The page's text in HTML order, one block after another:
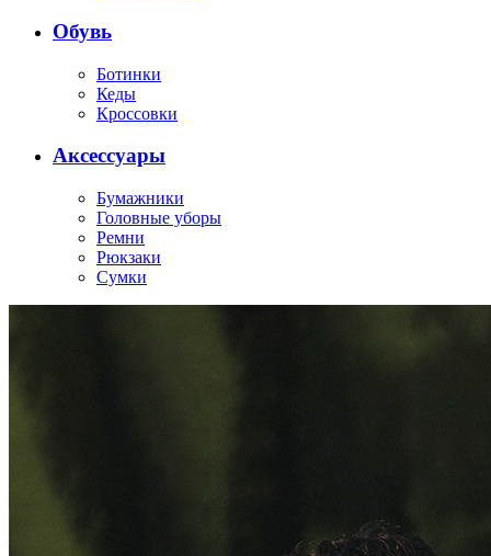
Обувь
Ботинки
Кеды
Кроссовки
Аксессуары
Бумажники
Головные уборы
Ремни
Рюкзаки
Сумки